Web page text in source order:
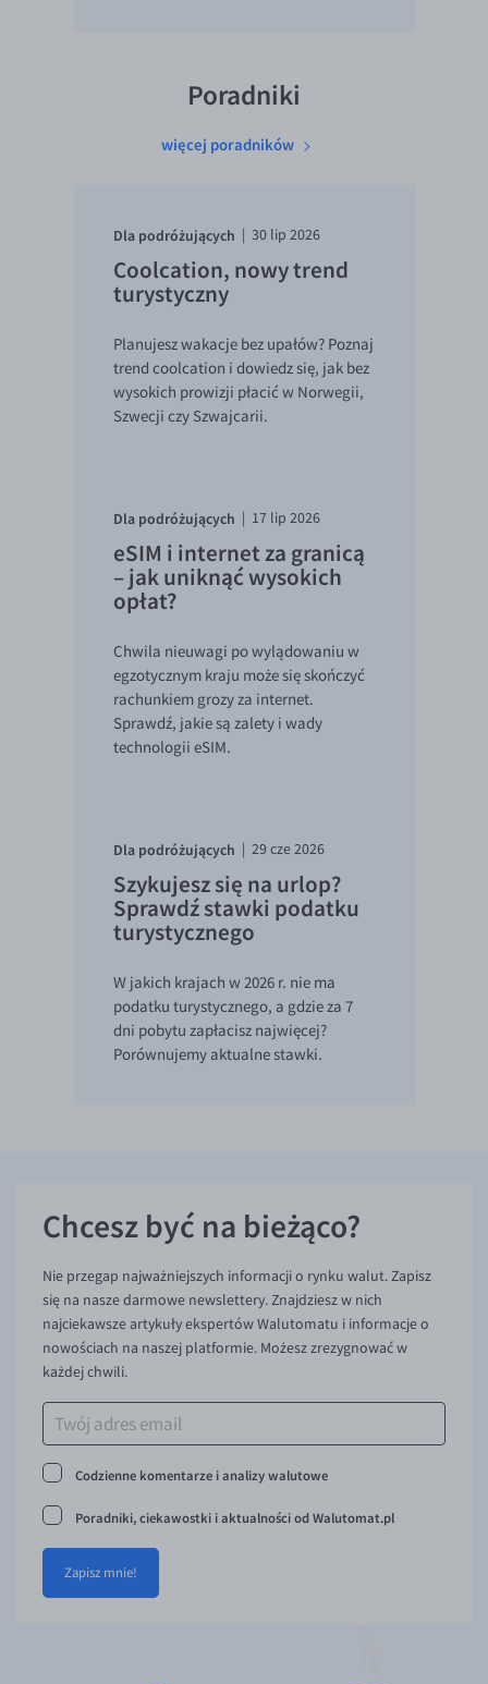
Poradniki
więcej poradników
Dla podróżujących | 30 lip 2026
Coolcation, nowy trend
turystyczny
Planujesz wakacje bez upałów? Poznaj
trend coolcation i dowiedz się, jak bez
wysokich prowizji płacić w Norwegii,
Szwecji czy Szwajcarii.
Dla podróżujących | 17 lip 2026
eSIM i internet za granicą
– jak uniknąć wysokich
opłat?
Chwila nieuwagi po wylądowaniu w
egzotycznym kraju może się skończyć
rachunkiem grozy za internet.
Sprawdź, jakie są zalety i wady
technologii eSIM.
Dla podróżujących | 29 cze 2026
Szykujesz się na urlop?
Sprawdź stawki podatku
turystycznego
W jakich krajach w 2026 r. nie ma
podatku turystycznego, a gdzie za 7
dni pobytu zapłacisz najwięcej?
Porównujemy aktualne stawki.
Chcesz być na bieżąco?
Nie przegap najważniejszych informacji o rynku walut. Zapisz
się na nasze darmowe newslettery. Znajdziesz w nich
najciekawsze artykuły ekspertów Walutomatu i informacje o
nowościach na naszej platformie. Możesz zrezygnować w
każdej chwili.
Codzienne komentarze i analizy walutowe
Poradniki, ciekawostki i aktualności od Walutomat.pl
Zapisz mnie!